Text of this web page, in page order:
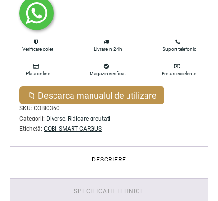
Verificare colet Livrare in 24h Suport telefonic
Plata online Magazin verificat Preturi excelente
📁 Descarca manualul de utilizare
SKU: COBI0360
Categorii: Diverse, Ridicare greutati
Etichetă: COBI_SMART CARGUS
DESCRIERE
SPECIFICATII TEHNICE